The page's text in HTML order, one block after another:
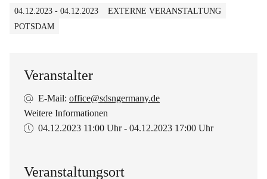
04.12.2023 - 04.12.2023
EXTERNE VERANSTALTUNG
POTSDAM
Veranstalter
E-Mail: office@sdsngermany.de
Weitere Informationen
04.12.2023 11:00 Uhr - 04.12.2023 17:00 Uhr
Veranstaltungsort